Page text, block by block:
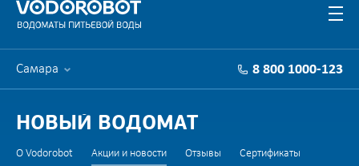
Самара 8 800 1000-123
НОВЫЙ ВОДОМАТ
О Vodorobot Акции и новости Отзывы Сертификаты